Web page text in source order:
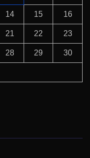
14 15 16
21 22 23
28 29 30